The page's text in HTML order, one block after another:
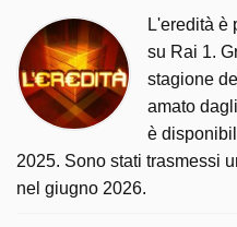
L'eredità è
su Rai 1.
stagione
amato
è
2025. Sono stati trasmessi
nel giugno 2026.